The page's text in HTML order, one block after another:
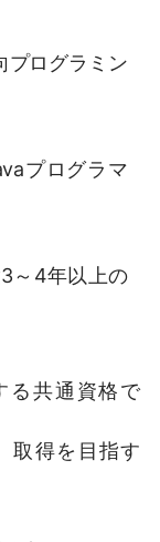
プログラミン
プログラマ
～4年以上の
る共通資格で
取得を目指す